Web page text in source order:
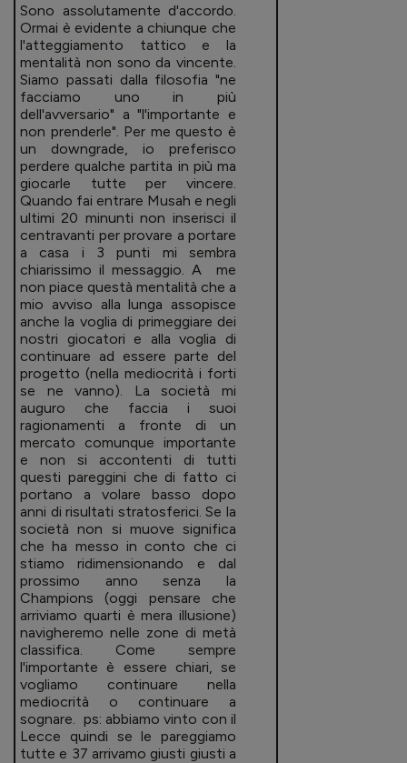
Sono assolutamente d'accordo.
Ormai è evidente a chiunque che
l'atteggiamento tattico e la
mentalità non sono da vincente.
Siamo passati dalla filosofia "ne
facciamo uno in più
dell'avversario" a "l'importante e
non prenderle". Per me questo è
un downgrade, io preferisco
perdere qualche partita in più ma
giocarle tutte per vincere.
Quando fai entrare Musah e negli
ultimi 20 minunti non inserisci il
centravanti per provare a portare
a casa i 3 punti mi sembra
chiarissimo il messaggio. A me
non piace questà mentalità che a
mio avviso alla lunga assopisce
anche la voglia di primeggiare dei
nostri giocatori e alla voglia di
continuare ad essere parte del
progetto (nella mediocrità i forti
se ne vanno). La società mi
auguro che faccia i suoi
ragionamenti a fronte di un
mercato comunque importante
e non si accontenti di tutti
questi pareggini che di fatto ci
portano a volare basso dopo
anni di risultati stratosferici. Se la
società non si muove significa
che ha messo in conto che ci
stiamo ridimensionando e dal
prossimo anno senza la
Champions (oggi pensare che
arriviamo quarti è mera illusione)
navigheremo nelle zone di metà
classifica. Come sempre
l'importante è essere chiari, se
vogliamo continuare nella
mediocrità o continuare a
sognare. ps: abbiamo vinto con il
Lecce quindi se le pareggiamo
tutte e 37 arrivamo giusti giusti a